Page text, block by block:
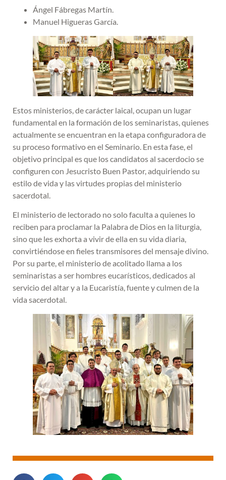
Ángel Fábregas Martín.
Manuel Higueras García.
Estos ministerios, de carácter laical, ocupan un lugar
fundamental en la formación de los seminaristas, quienes
actualmente se encuentran en la etapa configuradora de
su proceso formativo en el Seminario. En esta fase, el
objetivo principal es que los candidatos al sacerdocio se
configuren con Jesucristo Buen Pastor, adquiriendo su
estilo de vida y las virtudes propias del ministerio
sacerdotal.
El ministerio de lectorado no solo faculta a quienes lo
reciben para proclamar la Palabra de Dios en la liturgia,
sino que les exhorta a vivir de ella en su vida diaria,
convirtiéndose en fieles transmisores del mensaje divino.
Por su parte, el ministerio de acolitado llama a los
seminaristas a ser hombres eucarísticos, dedicados al
servicio del altar y a la Eucaristía, fuente y culmen de la
vida sacerdotal.